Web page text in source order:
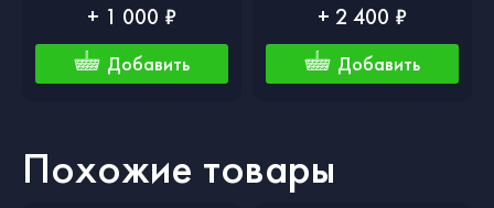
+ 1 000 ₽
Добавить
+ 2 400 ₽
Добавить
Похожие товары